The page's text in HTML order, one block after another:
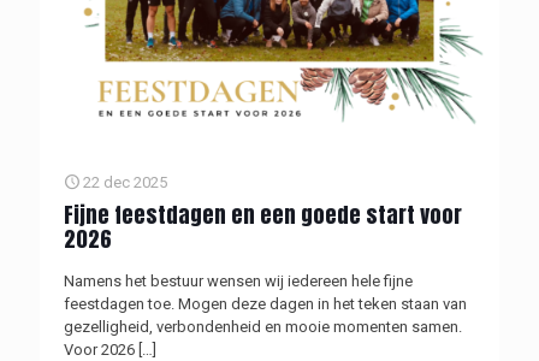
22 dec 2025
Fijne feestdagen en een goede start voor
2026
Namens het bestuur wensen wij iedereen hele fijne
feestdagen toe. Mogen deze dagen in het teken staan van
gezelligheid, verbondenheid en mooie momenten samen.
Voor 2026 […]